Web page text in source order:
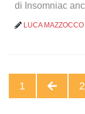
di Insomniac
LUCA MAZZOCCO
1 2